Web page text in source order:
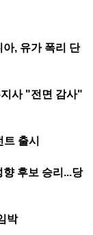
, 유가 폭리 단
사 "전면 감사"
출시
후보 승리...당
박